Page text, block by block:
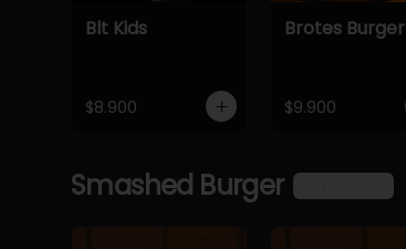
Blt Kids
$8.900
Brotes Burger
$9.900
Smashed Burger